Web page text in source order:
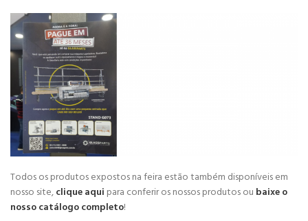
Todos os produtos expostos na feira estão também disponíveis em
nosso site,clique aqui para conferir os nossos produtos ou baixe o
nosso catálogo completo!